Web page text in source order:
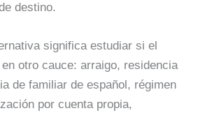
destino.
significa estudiar si el
otro cauce: arraigo, residencia
de familiar de español, régimen
por cuenta propia,